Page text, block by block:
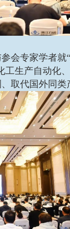
会专家学者
生产自动化
取代国外同类